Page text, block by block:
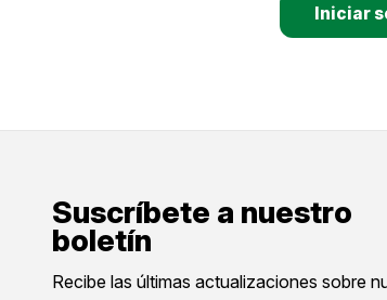
Suscríbete a nuestro
boletín
Recibe las últimas actualizaciones sobre